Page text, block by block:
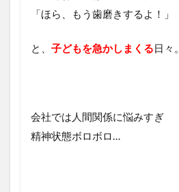
「ほら、もう歯磨きするよ！」
と、 子どもを急かしまくる日々。
会社では人間関係に悩みすぎ
精神状態ボロボロ…